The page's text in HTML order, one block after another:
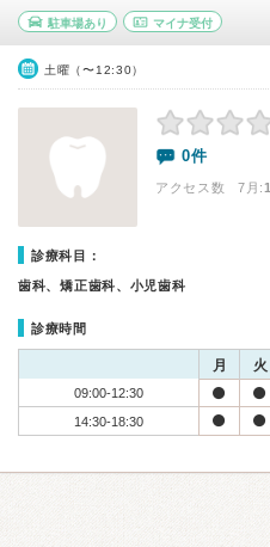
駐車場あり マイナ受付
土曜（〜12:30）
0件
アクセス数 7月:1
診療科目：
歯科、矯正歯科、小児歯科
診療時間
月 火
09:00-12:30
14:30-18:30